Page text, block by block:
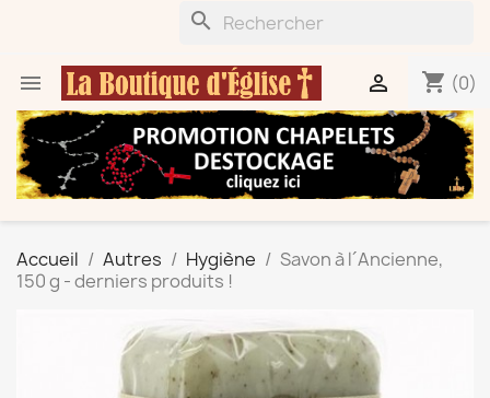
search
 shopping_cart (0)

Accueil Autres Hygiène
Savon à l´Ancienne,
150 g - derniers produits !